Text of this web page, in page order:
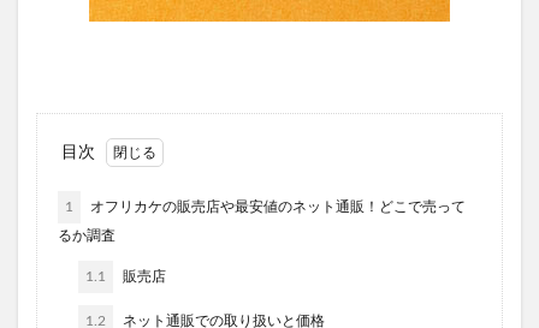
目次
1
オフリカケの販売店や最安値のネット通販！どこで売って
るか調査
1.1 販売店
1.2 ネット通販での取り扱いと価格